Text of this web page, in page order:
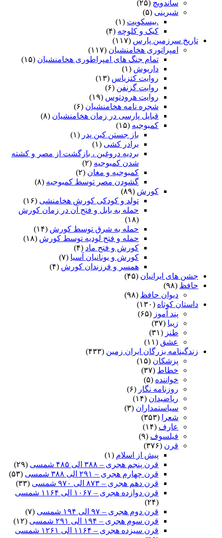
ساندویچ (۲۵)
شیرینی (۵)
.بیسکویت (۱)
کیک و کلوچه (۴)
تاریخ سرزمین پارس (۱۱۷)
امپراتوری هخامنشیان (۱۱۷)
تمام جنگ های امپراطوری هخامنشیان (۱۵)
داریوش (۱)
روایت کتزیاس (۱۳)
روایت گزنفن (۶)
روایت هرودتوس (۱۹)
شجره نامه هخامنشیان (۶)
قبایل پارسی در زمان هخامنشیان (۸)
کمبوجیه (۱۵)
باز جستن کین پدر (۱)
برادر کشی (۱)
بردیه دروغین ، بازگشت از مصر و کشته
شدن کمبوجیه (۲)
کمبوجیه و مغان (۲)
گشودن مصر توسط کمبوجیه (۸)
کورش (۸۹)
تولد و کودکی کورش هخامنشی (۱۶)
حمله به بابل و فتح آن در زمان کورش
(۱۸)
حمله به شرق توسط کورش (۱۴)
حمله و فتح لودیه توسط کورش (۱۸)
کورش و فتح ماد (۴)
کورش و یونانیان آسیا (۷)
همسر و فرزندان کورش (۴)
جشن های ایرانیان (۴۵)
حافظ (۹۸)
دیوان حافظ (۹۸)
داستان کوتاه (۱۳۰)
پند آموز (۶۵)
زیبا (۳۷)
طنز (۳۱)
عشق (۱۱)
زندگینامه بزرگان ایران زمین (۴۳۳)
پزشکان (۱۵)
خطاط (۳۷)
خواننده (۵)
روزنامه نگار (۶)
ریاضیدان (۱۴)
سیاستمداران (۳)
شعرا
(۳۵۳)
عارف (۱۴)
فیلسوف (۹)
قرن (۳۷۶)
پیش از اسلام (۱)
قرن پنجم هجری – ۳۸۸ الی ۴۸۵ شمسی
(۲۹)
قرن چهارم هجری – ۲۹۱ الی ۳۸۸ شمسی
(۵۳)
قرن دهم هجری – ۸۷۳ الی ۹۷۰ شمسی
(۳۳)
قرن دوازده هجری – ۱۰۶۷ الی ۱۱۶۴ شمسی
(۲۴)
قرن دوم هجری – ۹۷ الی ۱۹۴ شمسی
(۷)
قرن سوم هجری – ۱۹۴ الی ۲۹۱ شمسی
(۱۲)
قرن سیزده هجری – ۱۱۶۴ الی ۱۲۶۱ شمسی